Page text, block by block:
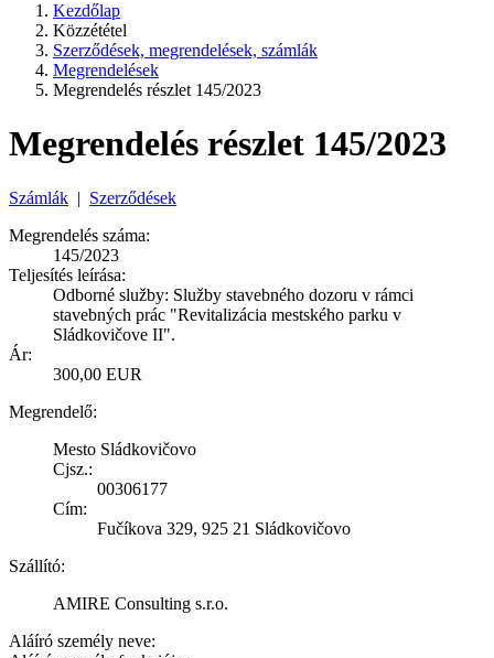
Kezdőlap
Közzététel
Szerződések, megrendelések, számlák
Megrendelések
Megrendelés részlet 145/2023
Megrendelés részlet 145/2023
Számlák | Szerződések
Megrendelés száma:
145/2023
Teljesítés leírása:
Odborné služby: Služby stavebného dozoru v rámci
stavebných prác "Revitalizácia mestského parku v
Sládkovičove II".
Ár:
300,00 EUR
Megrendelő:
Mesto Sládkovičovo
Cjsz.:
00306177
Cím:
Fučíkova 329, 925 21 Sládkovičovo
Szállító:
AMIRE Consulting s.r.o.
Aláíró személy neve: